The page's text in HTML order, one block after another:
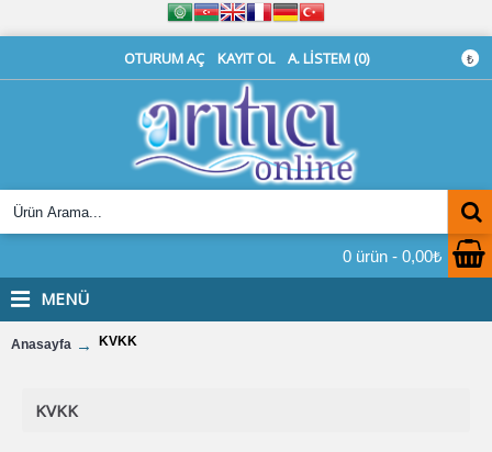
₺
OTURUM AÇ KAYIT OL A. LISTEM (0)
0 ürün - 0,00₺
MENÜ
Anasayfa KVKK
KVKK